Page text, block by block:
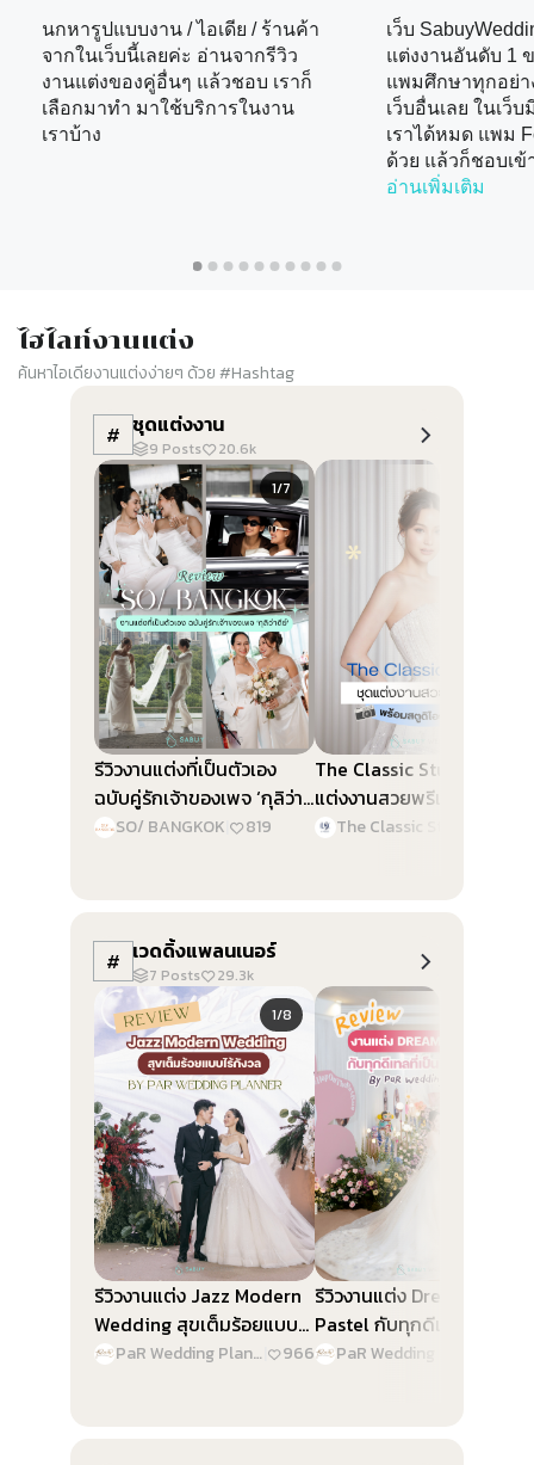
นกหารูปแบบงาน / ไอเดีย / ร้านค้า
จากในเว็บนี้เลยค่ะ อ่านจากรีวิว
งานแต่งของคู่อื่นๆ แล้วชอบ เราก็
เลือกมาทำ มาใช้บริการในงาน
เราบ้าง
เว็บ
แต่งงานอันดับ 1
แพมศึกษาทุกอย่า
เว็บอื่นเลย ในเว็
เราได้หมด แพม
ด้วย แล้วก็ชอบเข้
บทความ หาไอเดี
อ่านเพิ่มเติม
ไฮไลท์งานแต่ง
ค้นหาไอเดียงานแต่งง่ายๆ ด้วย #Hashtag
# ชุดแต่งงาน
9 Posts 20.6k
Slide 1 of 7
1/7
รีวิวงานแต่งที่เป็นตัวเอง
ฉบับคู่รักเจ้าของเพจ ‘กุลิว่า
ดีย์’ @SO/ BANGKOK
SO/ BANGKOK 819
Slide 1 of 5
The Classic Studio ชุด
แต่งงานสวยพรีเมียม พร้อม
สตูดิโอถ่ายภาพ
# เวดดิ้งแพลนเนอร์
7 Posts 29.3k
Slide 1 of 8
1/8
รีวิวงานแต่ง Jazz Modern
Wedding สุขเต็มร้อยแบบไร้
กังวล By PaR Wedding
PaR Wedding Planner 966
Slide 1 of 9
รีวิวงานแต่ง Dreamy
Pastel กับทุกดีเทลที่เป็น
“เจ้าสาว” By PaR Wedding